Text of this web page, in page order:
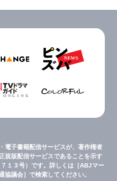
電子書籍配信サービスが、著作権者
規版配信サービスであることを示す
１３号）です。詳しくは［ABJマー
協議会］で検索してください。